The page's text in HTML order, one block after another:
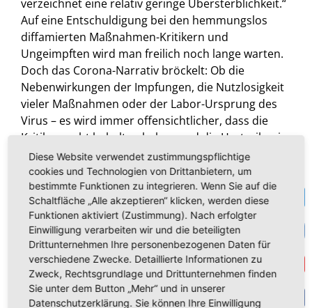
verzeichnet eine relativ geringe Übersterblichkeit.“
Auf eine Entschuldigung bei den hemmungslos
diffamierten Maßnahmen-Kritikern und
Ungeimpften wird man freilich noch lange warten.
Doch das Corona-Narrativ bröckelt: Ob die
Nebenwirkungen der Impfungen, die Nutzlosigkeit
vieler Maßnahmen oder der Labor-Ursprung des
Virus – es wird immer offensichtlicher, dass die
Kritiker recht behalten haben und die Hysteriker in
Politik und Medien gravierend falsch lagen.
Eine lückenlose Aufklärung, z.B. auch was die
Verflechtung der EU-Kommission mit den großen
Pharmafirmen angeht, steht noch aus. Aber wir
bleiben am Ball! Die Wahrheit wird ans Licht
kommen, dafür setzen sich meine Kollegen und ich
mit aller Kraft ein.
Beste Grüße aus Brüssel
Ihr
Joachim Kuhs
Diese Website verwendet zustimmungspflichtige
cookies und Technologien von Drittanbietern, um
bestimmte Funktionen zu integrieren. Wenn Sie auf die
Schaltfläche „Alle akzeptieren“ klicken, werden diese
Funktionen aktiviert (Zustimmung). Nach erfolgter
Einwilligung verarbeiten wir und die beteiligten
Drittunternehmen Ihre personenbezogenen Daten für
verschiedene Zwecke. Detaillierte Informationen zu
Zweck, Rechtsgrundlage und Drittunternehmen finden
Sie unter dem Button „Mehr“ und in unserer
Datenschutzerklärung. Sie können Ihre Einwilligung